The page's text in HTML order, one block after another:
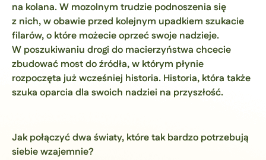
na kolana. W mozolnym trudzie podnoszenia się
z nich, w obawie przed kolejnym upadkiem szukacie
filarów, o które możecie oprzeć swoje nadzieje.
W poszukiwaniu drogi do macierzyństwa chcecie
zbudować most do źródła, w którym płynie
rozpoczęta już wcześniej historia. Historia, która także
szuka oparcia dla swoich nadziei na przyszłość.
Jak połączyć dwa światy, które tak bardzo potrzebują
siebie wzajemnie?